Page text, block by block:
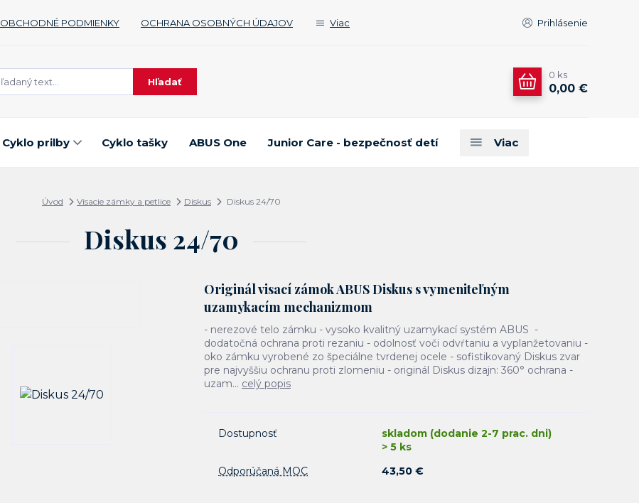
OBCHODNÉ PODMIENKY OCHRANA OSOBNÝCH ÚDAJOV Viac Prihlásenie
Hľadať
0 ks
0,00 €
Cyklo prilby Cyklo tašky ABUS One Junior Care - bezpečnosť detí Viac
Úvod Visacie zámky a petlice Diskus Diskus 24/70
Diskus 24/70
Originál visací zámok ABUS Diskus s vymeniteľným
uzamykacím mechanizmom
- nerezové telo zámku - vysoko kvalitný uzamykací systém ABUS -
dodatočná ochrana proti rezaniu - odolnosť voči odvŕtaniu a vyplanžetovaniu -
oko zámku vyrobené zo špeciálne tvrdenej ocele - sofistikovaný Diskus zvar
pre najvyššiu ochranu proti zlomeniu - originál Diskus dizajn: 360° ochrana -
uzam... celý popis
Dostupnosť
skladom (dodanie 2-7 prac. dni)
> 5 ks
Odporúčaná MOC
43,50 €